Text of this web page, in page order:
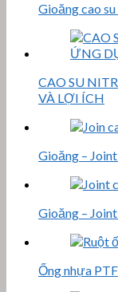
Gioăng cao
CAO SU
VÀ LỢI ÍCH
Gioăng –
Gioăng –
Ống nhựa